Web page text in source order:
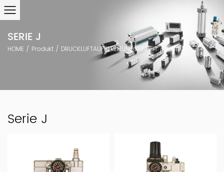
SERIE J
HOME / Produkt / DRUCKLUFTAUFBEREITUNGSEINHEIT/ Serie J
Serie J